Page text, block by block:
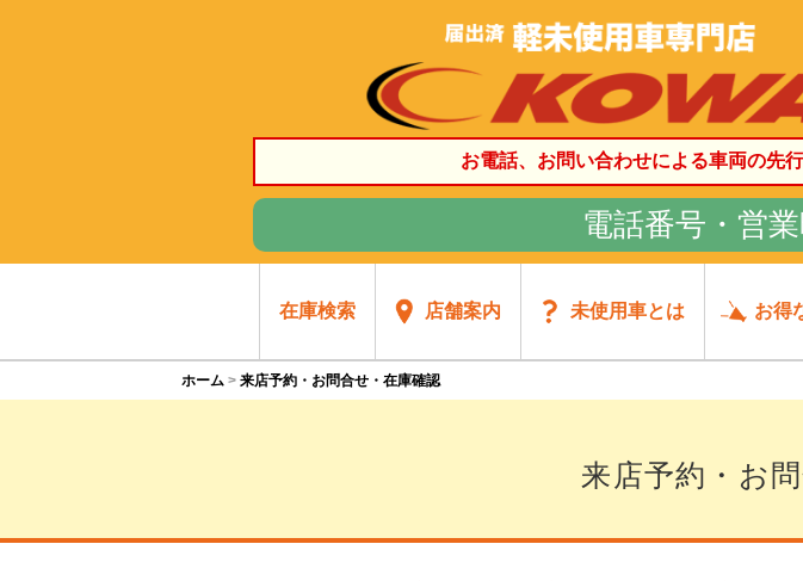
お電話、お問い合わせによる車両の先
電話番号・営
在庫検索 店舗案内 未使用車とは お得
ホーム 来店予約・お問合せ・在庫確認
来店予約・お